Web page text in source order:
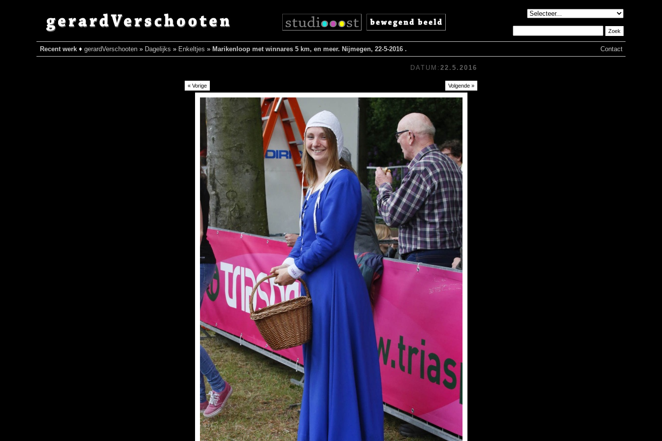
Recent werk ♦gerardVerschooten » Dagelijks » Enkeltjes » Marikenloop met winnares 5 km, en meer. Nijmegen, 22-5-2016 . ♦Contact
DATUM: 22.5.2016
« Vorige Volgende »